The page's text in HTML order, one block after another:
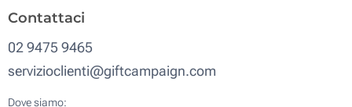
Contattaci
02 9475 9465
servizioclienti@giftcampaign.com
Dove siamo: